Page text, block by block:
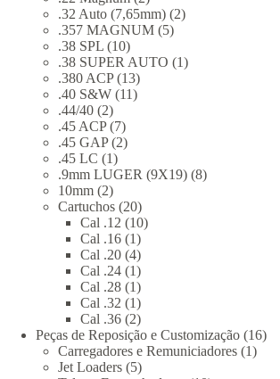
produtos
.32 Auto (7,65mm) 22
.357 MAGNUM 55
.38 SPL 1010
produtos
.38 SUPER AUTO 11
.380 ACP 1313
produtos
.40 S&W 1111
.44/40 22
produtos
.45 ACP 77
produtos
.45 GAP 22
.45 LC 11
produto
.9mm LUGER (9X19) 88
10mm 22
produtos
Cartuchos 2020
produtos
Cal .12 1010
Cal .16 11
produto
Cal .20 44
produtos
Cal .24 11
produto
Cal .28 11
produto
Cal .32 11
produto
Cal .36 22
produtos
Peças de Reposição e Customização 1616
Carregadores e Remuniciadores 11
Jet Loaders 55